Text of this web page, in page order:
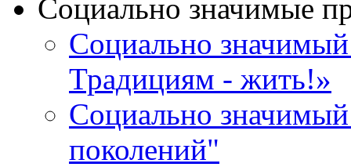
Социально значимые
Социально
Традициям - жить!»
Социально значимый
поколений"